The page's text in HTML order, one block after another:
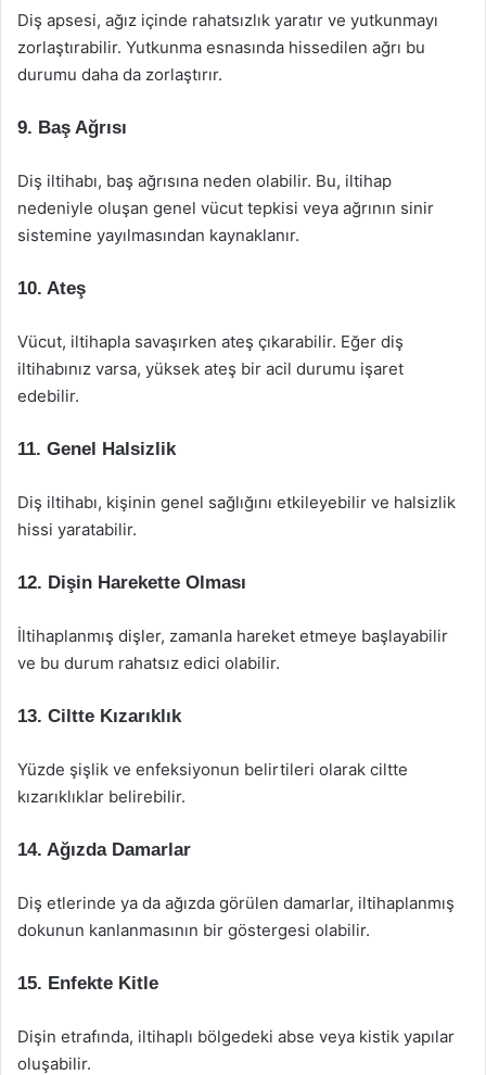
Diş apsesi, ağız içinde rahatsızlık yaratır ve yutkunmayı
zorlaştırabilir. Yutkunma esnasında hissedilen ağrı bu
durumu daha da zorlaştırır.
9. Baş Ağrısı
Diş iltihabı, baş ağrısına neden olabilir. Bu, iltihap
nedeniyle oluşan genel vücut tepkisi veya ağrının sinir
sistemine yayılmasından kaynaklanır.
10. Ateş
Vücut, iltihapla savaşırken ateş çıkarabilir. Eğer diş
iltihabınız varsa, yüksek ateş bir acil durumu işaret
edebilir.
11. Genel Halsizlik
Diş iltihabı, kişinin genel sağlığını etkileyebilir ve halsizlik
hissi yaratabilir.
12. Dişin Harekette Olması
İltihaplanmış dişler, zamanla hareket etmeye başlayabilir
ve bu durum rahatsız edici olabilir.
13. Ciltte Kızarıklık
Yüzde şişlik ve enfeksiyonun belirtileri olarak ciltte
kızarıklıklar belirebilir.
14. Ağızda Damarlar
Diş etlerinde ya da ağızda görülen damarlar, iltihaplanmış
dokunun kanlanmasının bir göstergesi olabilir.
15. Enfekte Kitle
Dişin etrafında, iltihaplı bölgedeki abse veya kistik yapılar
oluşabilir.